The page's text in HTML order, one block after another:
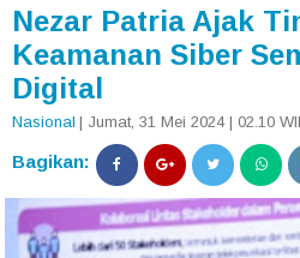
Nezar Patria Ajak
Keamanan Siber
Digital
Nasional | Jumat, 31 Mei 2024 | 02.10
Bagikan: